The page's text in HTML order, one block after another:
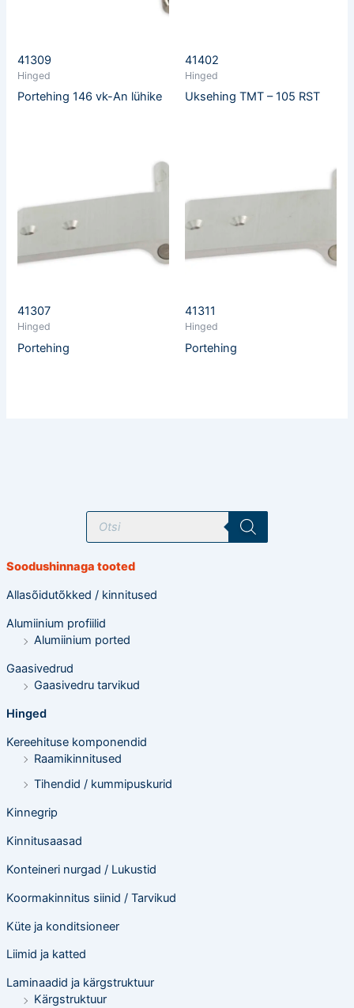
T
o
t
o
t
s
i
n
g
Soodushinnaga tooted
Allasõidutõkked / kinnitused
Alumiinium profiilid
Alumiinium ported
Gaasivedrud
Gaasivedru tarvikud
Hinged
Kereehituse komponendid
Raamikinnitused
Tihendid / kummipuskurid
Kinnegrip
Kinnitusaasad
Konteineri nurgad / Lukustid
Koormakinnitus siinid / Tarvikud
Küte ja konditsioneer
Liimid ja katted
Laminaadid ja kärgstruktuur
Kärgstruktuur
41309
Hinged
Portehing 146 vk-An lühike
41402
Hinged
Uksehing TMT – 105 RST
41307
Hinged
Portehing
41311
Hinged
Portehing